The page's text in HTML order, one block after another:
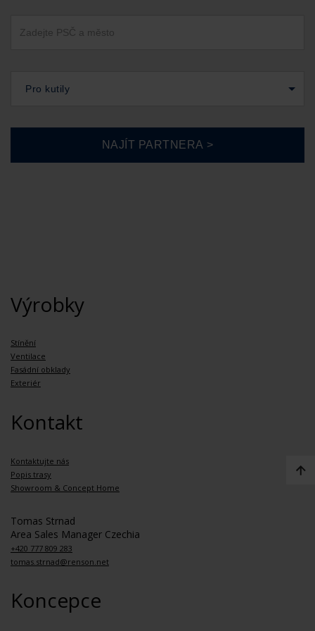
Pro kutily
Výrobky
Stínění
Ventilace
Fasádní obklady
Exteriér
Kontakt
Kontaktujte nás
Popis trasy
Showroom & Concept Home
Tomas Strnad
Area Sales Manager Czechia
+420 777 809 283
tomas.strnad@renson.net
Koncepce